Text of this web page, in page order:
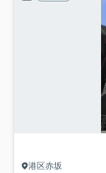
港区赤坂